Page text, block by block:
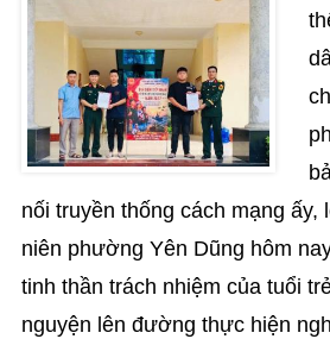
nối truyền thống cách mạng ấy,
niên phường Yên Dũng hôm
tinh thần trách nhiệm của tuổi
nguyện lên đường thực hiện